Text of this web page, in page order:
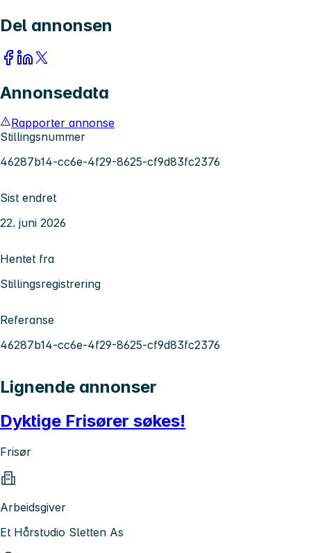
Del annonsen
Annonsedata
Rapporter annonse
Stillingsnummer
46287b14-cc6e-4f29-8625-cf9d83fc2376
Sist endret
22. juni 2026
Hentet fra
Stillingsregistrering
Referanse
46287b14-cc6e-4f29-8625-cf9d83fc2376
Lignende annonser
Dyktige Frisører søkes!
Frisør
Arbeidsgiver
Et Hårstudio Sletten As